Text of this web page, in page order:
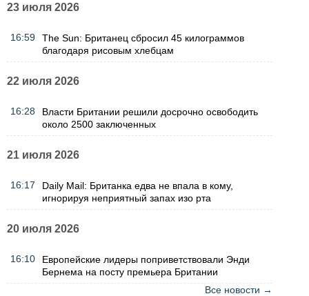
23 июля 2026
16:59
The Sun: Британец сбросил 45 килограммов
благодаря рисовым хлебцам
22 июля 2026
16:28
Власти Британии решили досрочно освободить
около 2500 заключенных
21 июля 2026
16:17
Daily Mail: Британка едва не впала в кому,
игнорируя неприятный запах изо рта
20 июля 2026
16:10
Европейские лидеры поприветствовали Энди
Бернема на посту премьера Британии
Все новости →